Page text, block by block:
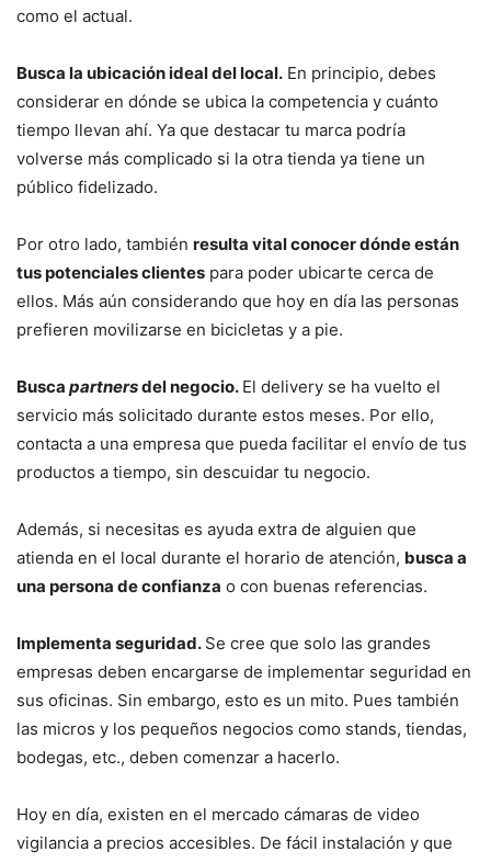
como el actual.
Busca la ubicación ideal del local. En principio, debes
considerar en dónde se ubica la competencia y cuánto
tiempo llevan ahí. Ya que destacar tu marca podría
volverse más complicado si la otra tienda ya tiene un
público fidelizado.
Por otro lado, también resulta vital conocer dónde están
tus potenciales clientes para poder ubicarte cerca de
ellos. Más aún considerando que hoy en día las personas
prefieren movilizarse en bicicletas y a pie.
Busca partnersdel negocio. El delivery se ha vuelto el
servicio más solicitado durante estos meses. Por ello,
contacta a una empresa que pueda facilitar el envío de tus
productos a tiempo, sin descuidar tu negocio.
Además, si necesitas es ayuda extra de alguien que
atienda en el local durante el horario de atención, busca a
una persona de confianza o con buenas referencias.
Implementa seguridad. Se cree que solo las grandes
empresas deben encargarse de implementar seguridad en
sus oficinas. Sin embargo, esto es un mito. Pues también
las micros y los pequeños negocios como stands, tiendas,
bodegas, etc., deben comenzar a hacerlo.
Hoy en día, existen en el mercado cámaras de video
vigilancia a precios accesibles. De fácil instalación y que